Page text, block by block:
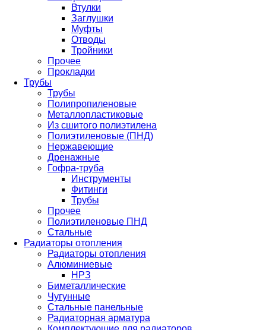
Втулки
Заглушки
Муфты
Отводы
Тройники
Прочее
Прокладки
Трубы
Трубы
Полипропиленовые
Металлопластиковые
Из сшитого полиэтилена
Полиэтиленовые (ПНД)
Нержавеющие
Дренажные
Гофра-труба
Инструменты
Фитинги
Трубы
Прочее
Полиэтиленовые ПНД
Стальные
Радиаторы отопления
Радиаторы отопления
Алюминиевые
НРЗ
Биметаллические
Чугунные
Стальные панельные
Радиаторная арматура